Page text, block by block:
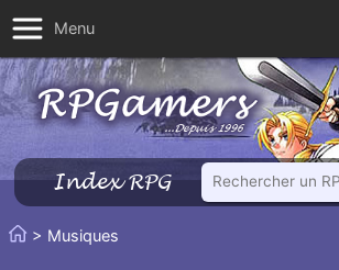
Menu
Index RPG
Rechercher un
Vous> Musiques